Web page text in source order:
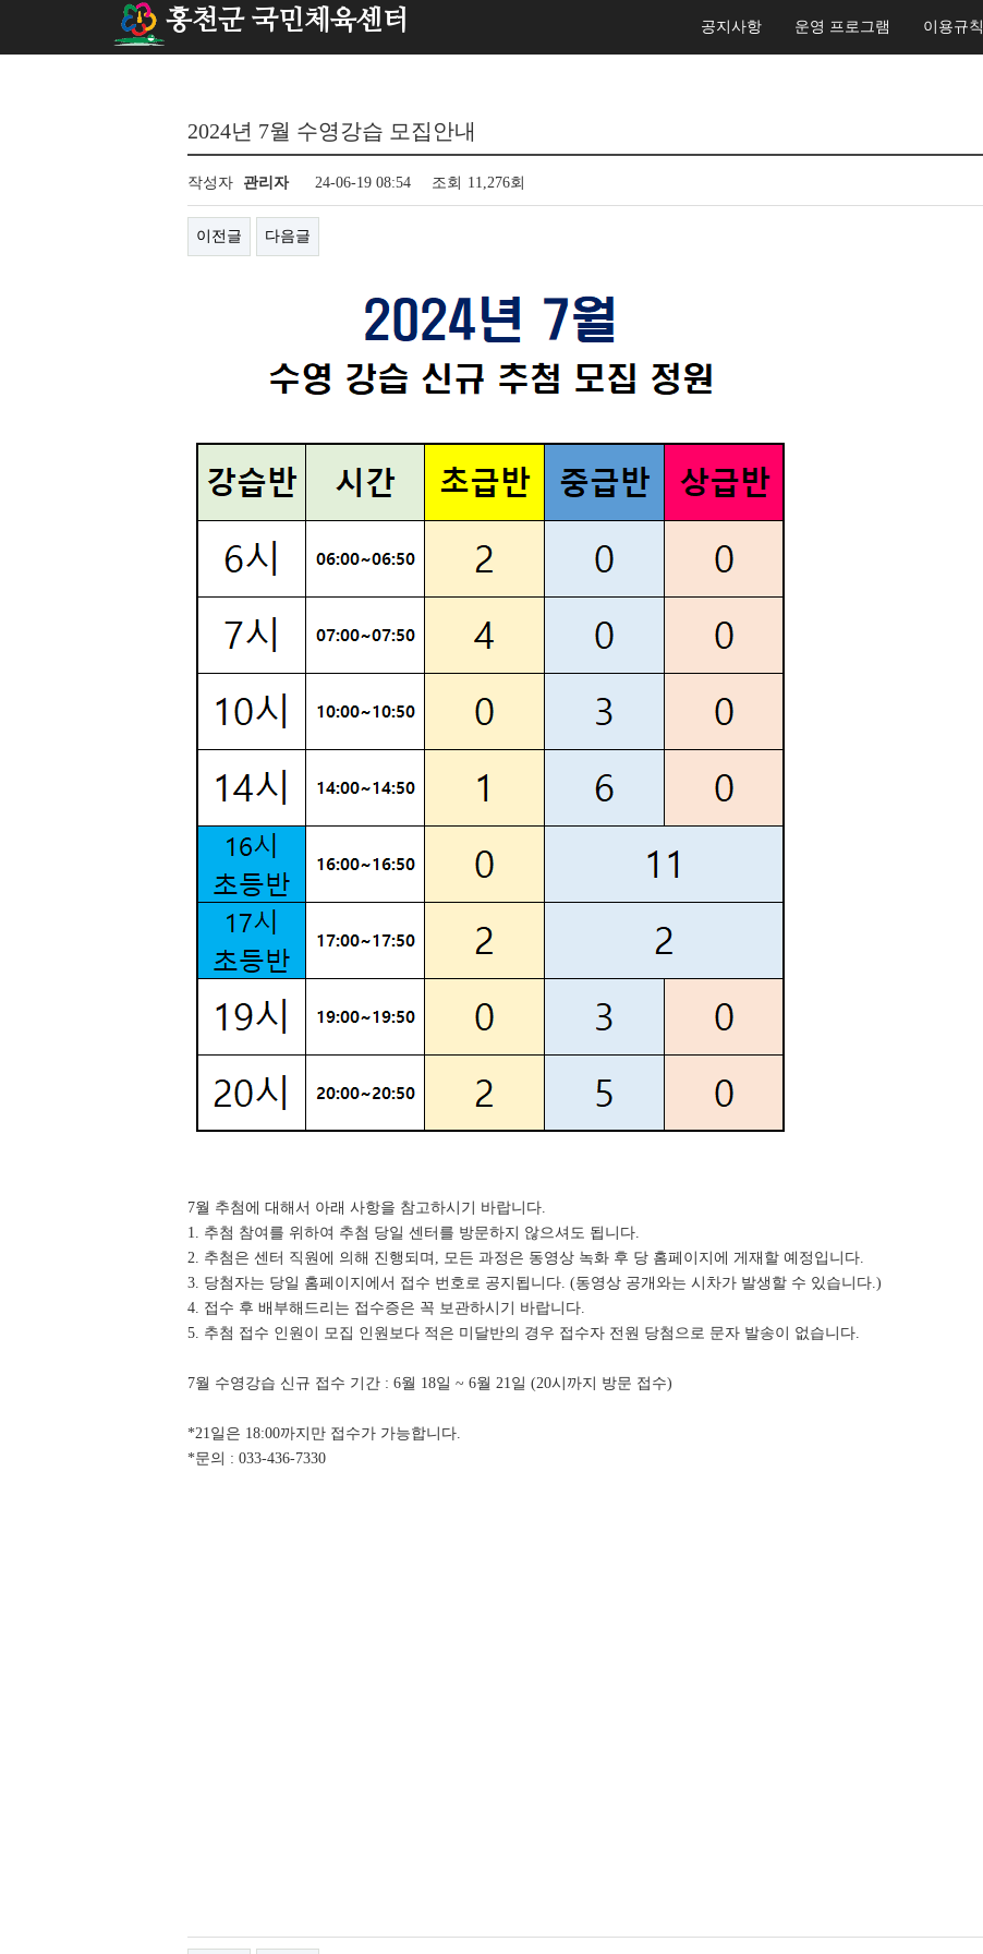
홍천군 국민체육센터 공지사항 운영 프로그램 이용규칙
2024년 7월 수영강습 모집안내
작성자 관리자 24-06-19 08:54 조회 11,276회
이전글 다음글
7월 추첨에 대해서 아래 사항을 참고하시기 바랍니다.
1. 추첨 참여를 위하여 추첨 당일 센터를 방문하지 않으셔도 됩니다.
2. 추첨은 센터 직원에 의해 진행되며, 모든 과정은 동영상 녹화 후 당 홈페이지에 게재할 예정입니다.
3. 당첨자는 당일 홈페이지에서 접수 번호로 공지됩니다. (동영상 공개와는 시차가 발생할 수 있습니다.)
4. 접수 후 배부해드리는 접수증은 꼭 보관하시기 바랍니다.
5. 추첨 접수 인원이 모집 인원보다 적은 미달반의 경우 접수자 전원 당첨으로 문자 발송이 없습니다.
7월 수영강습 신규 접수 기간 : 6월 18일 ~ 6월 21일 (20시까지 방문 접수)
*21일은 18:00까지만 접수가 가능합니다.
*문의 : 033-436-7330